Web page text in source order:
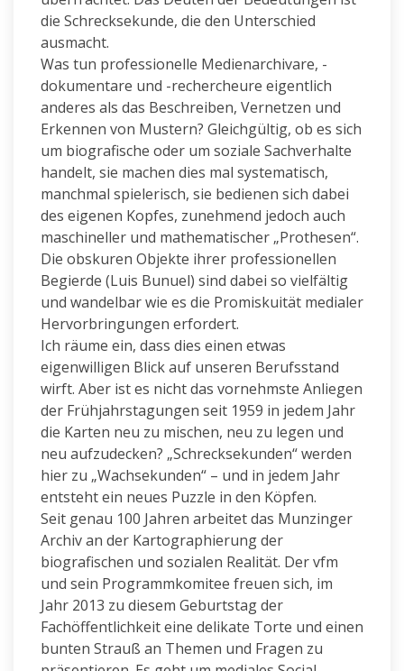
die Schrecksekunde, die den Unterschied
ausmacht.
Was tun professionelle Medienarchivare, -
dokumentare und -rechercheure eigentlich
anderes als das Beschreiben, Vernetzen und
Erkennen von Mustern? Gleichgültig, ob es sich
um biografische oder um soziale Sachverhalte
handelt, sie machen dies mal systematisch,
manchmal spielerisch, sie bedienen sich dabei
des eigenen Kopfes, zunehmend jedoch auch
maschineller und mathematischer „Prothesen“.
Die obskuren Objekte ihrer professionellen
Begierde (Luis Bunuel) sind dabei so vielfältig
und wandelbar wie es die Promiskuität medialer
Hervorbringungen erfordert.
Ich räume ein, dass dies einen etwas
eigenwilligen Blick auf unseren Berufsstand
wirft. Aber ist es nicht das vornehmste Anliegen
der Frühjahrstagungen seit 1959 in jedem Jahr
die Karten neu zu mischen, neu zu legen und
neu aufzudecken? „Schrecksekunden“ werden
hier zu „Wachsekunden“ – und in jedem Jahr
entsteht ein neues Puzzle in den Köpfen.
Seit genau 100 Jahren arbeitet das Munzinger
Archiv an der Kartographierung der
biografischen und sozialen Realität. Der vfm
und sein Programmkomitee freuen sich, im
Jahr 2013 zu diesem Geburtstag der
Fachöffentlichkeit eine delikate Torte und einen
bunten Strauß an Themen und Fragen zu